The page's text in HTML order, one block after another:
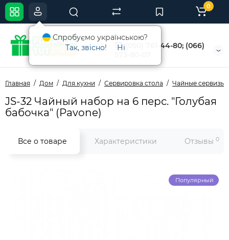
(050) 761-44-80; (066)
0
Главная Дом Для кухни Сервировка стола Чайные cервизы
JS-32 Чайный набор на 6 перс. "Голубая
бабочка" (Pavone)
Все о товаре Характеристики Отзывы 0
Популярный
Спробуємо українською?
Так, звісно!
Ні